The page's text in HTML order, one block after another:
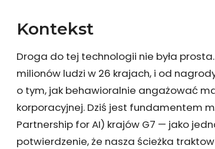
Kontekst
Droga do tej technologii nie była
milionów ludzi w 26 krajach, i od
o tym, jak behawioralnie angażować
korporacyjnej. Dziś jest fundamentem
Partnership for AI) krajów G7 — jako
potwierdzenie, że nasza ścieżka